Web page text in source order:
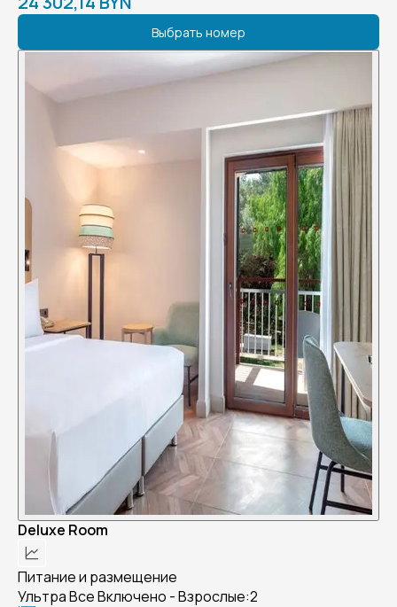
Выбрать номер
Deluxe Room
Питание и размещение
Ультра Все Включено - Взрослые:2